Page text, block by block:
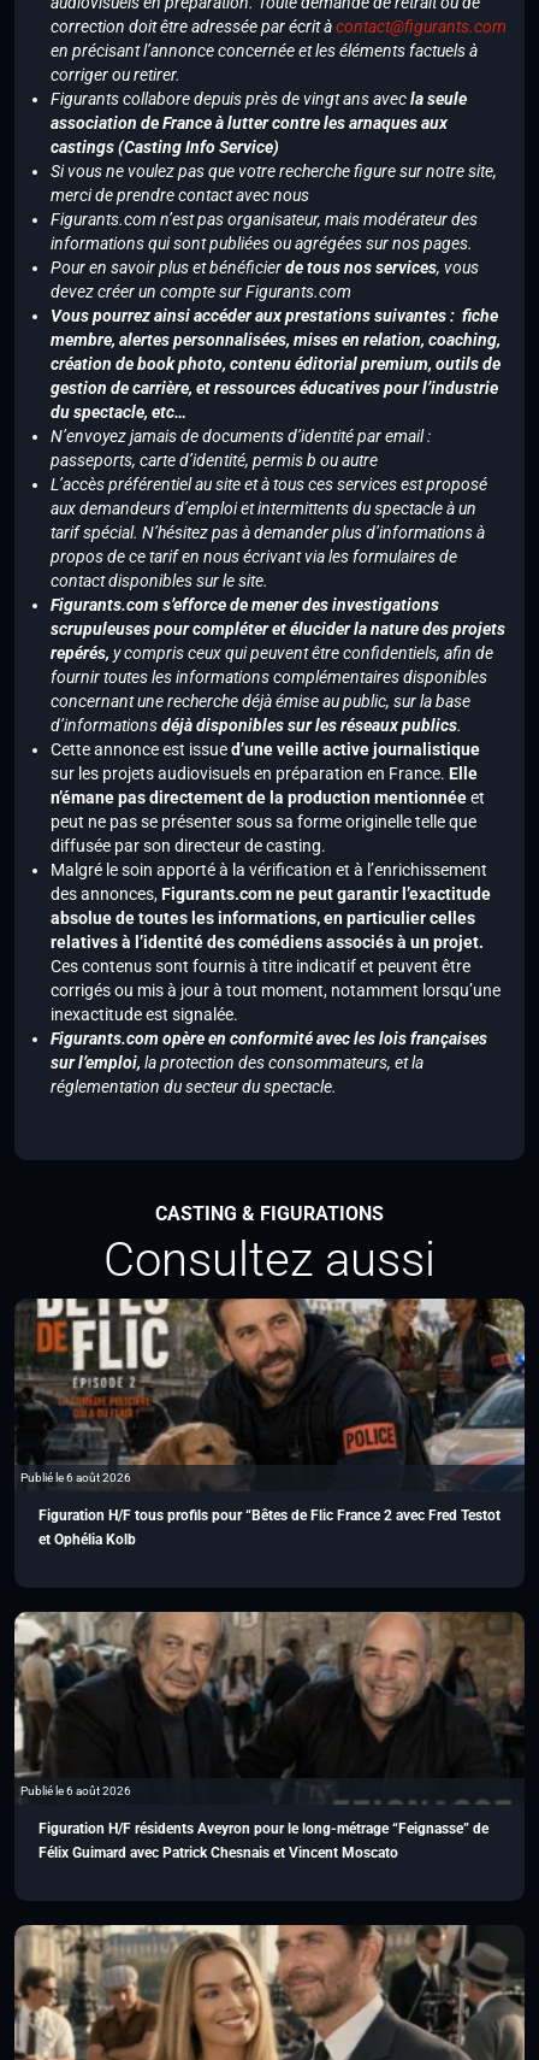
correction doit être adressée par écrit àcontact@figurants.com
en précisant l’annonce concernée et les éléments factuels à
corriger ou retirer.
Figurants collabore depuis près de vingt ans avecla seule
association de France à lutter contre les arnaques aux
castings (Casting Info Service)
Si vous ne voulez pas que votre recherche figure sur notre site,
merci de prendre contact avec nous
Figurants.com n’est pas organisateur, mais modérateur des
informations qui sont publiées ou agrégées sur nos pages.
Pour en savoir plus et bénéficierde tous nos services, vous
devez créer un compte sur Figurants.com
Vous pourrez ainsi accéder aux prestations suivantes : fiche
membre, alertes personnalisées, mises en relation, coaching,
création de book photo, contenu éditorial premium, outils de
gestion de carrière, et ressources éducatives pour l’industrie
du spectacle, etc…
N’envoyez jamais de documents d’identité par email :
passeports, carte d’identité, permis b ou autre
L’accès préférentiel au site et à tous ces services est proposé
aux demandeurs d’emploi et intermittents du spectacle à un
tarif spécial. N’hésitez pas à demander plus d’informations à
propos de ce tarif en nous écrivant via les formulaires de
contact disponibles sur le site.
Figurants.com s’efforce de mener des investigations
scrupuleuses pour compléter et élucider la nature des projets
repérés, y compris ceux qui peuvent être confidentiels, afin de
fournir toutes les informations complémentaires disponibles
concernant une recherche déjà émise au public, sur la base
d’informationsdéjà disponibles sur les réseaux publics.
Cette annonce est issued’une veille active journalistique
sur les projets audiovisuels en préparation en France. Elle
n’émane pas directement de la production mentionnéeet
peut ne pas se présenter sous sa forme originelle telle que
diffusée par son directeur de casting.
Malgré le soin apporté à la vérification et à l’enrichissement
des annonces,Figurants.com ne peut garantir l’exactitude
absolue de toutes les informations, en particulier celles
relatives à l’identité des comédiens associés à un projet.
Ces contenus sont fournis à titre indicatif et peuvent être
corrigés ou mis à jour à tout moment, notamment lorsqu’une
inexactitude est signalée.
Figurants.com opère en conformité avec les lois françaises
sur l’emploi, la protection des consommateurs, et la
réglementation du secteur du spectacle.
CASTING & FIGURATIONS
Consultez aussi
Publié le 6 août 2026
Figuration H/F tous profils pour “Bêtes de Flic France 2 avec Fred Testot
et Ophélia Kolb
Publié le 6 août 2026
Figuration H/F résidents Aveyron pour le long-métrage “Feignasse” de
Félix Guimard avec Patrick Chesnais et Vincent Moscato